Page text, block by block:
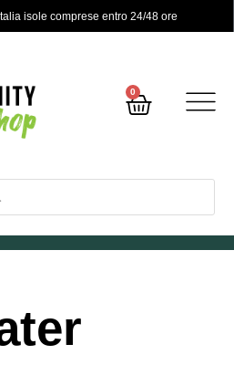
isole comprese entro 24/48 ore
0